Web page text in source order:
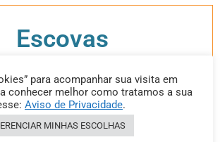
Escovas
para acompanhar sua visita em
conhecer melhor como tratamos a sua
Aviso de Privacidade.
MINHAS ESCOLHAS